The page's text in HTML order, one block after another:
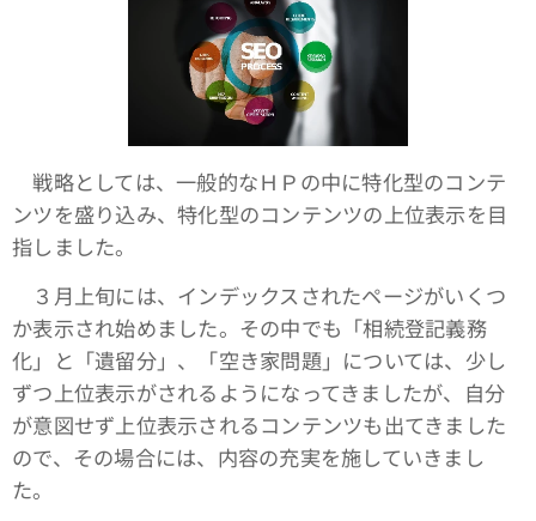
戦略としては、一般的なＨＰの中に特化型のコンテ
ンツを盛り込み、特化型のコンテンツの上位表示を目
指しました。
３月上旬には、インデックスされたページがいくつ
か表示され始めました。その中でも「相続登記義務
化」と「遺留分」、「空き家問題」については、少し
ずつ上位表示がされるようになってきましたが、自分
が意図せず上位表示されるコンテンツも出てきました
ので、その場合には、内容の充実を施していきまし
た。